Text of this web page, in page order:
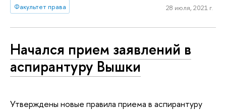
Факультет права 28 июля, 2021 г.
Начался прием заявлений в
аспирантуру Вышки
Утверждены новые правила приема в аспирантуру